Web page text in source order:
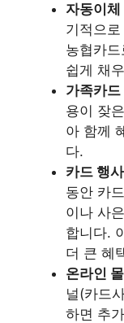
자동이체
기적으
농협카
쉽게 채
가족카드
용이 잦
아 함께
다.
카드 행
동안 카
이나 사
합니다.
더 큰 혜
온라인
널(카드
하면 추